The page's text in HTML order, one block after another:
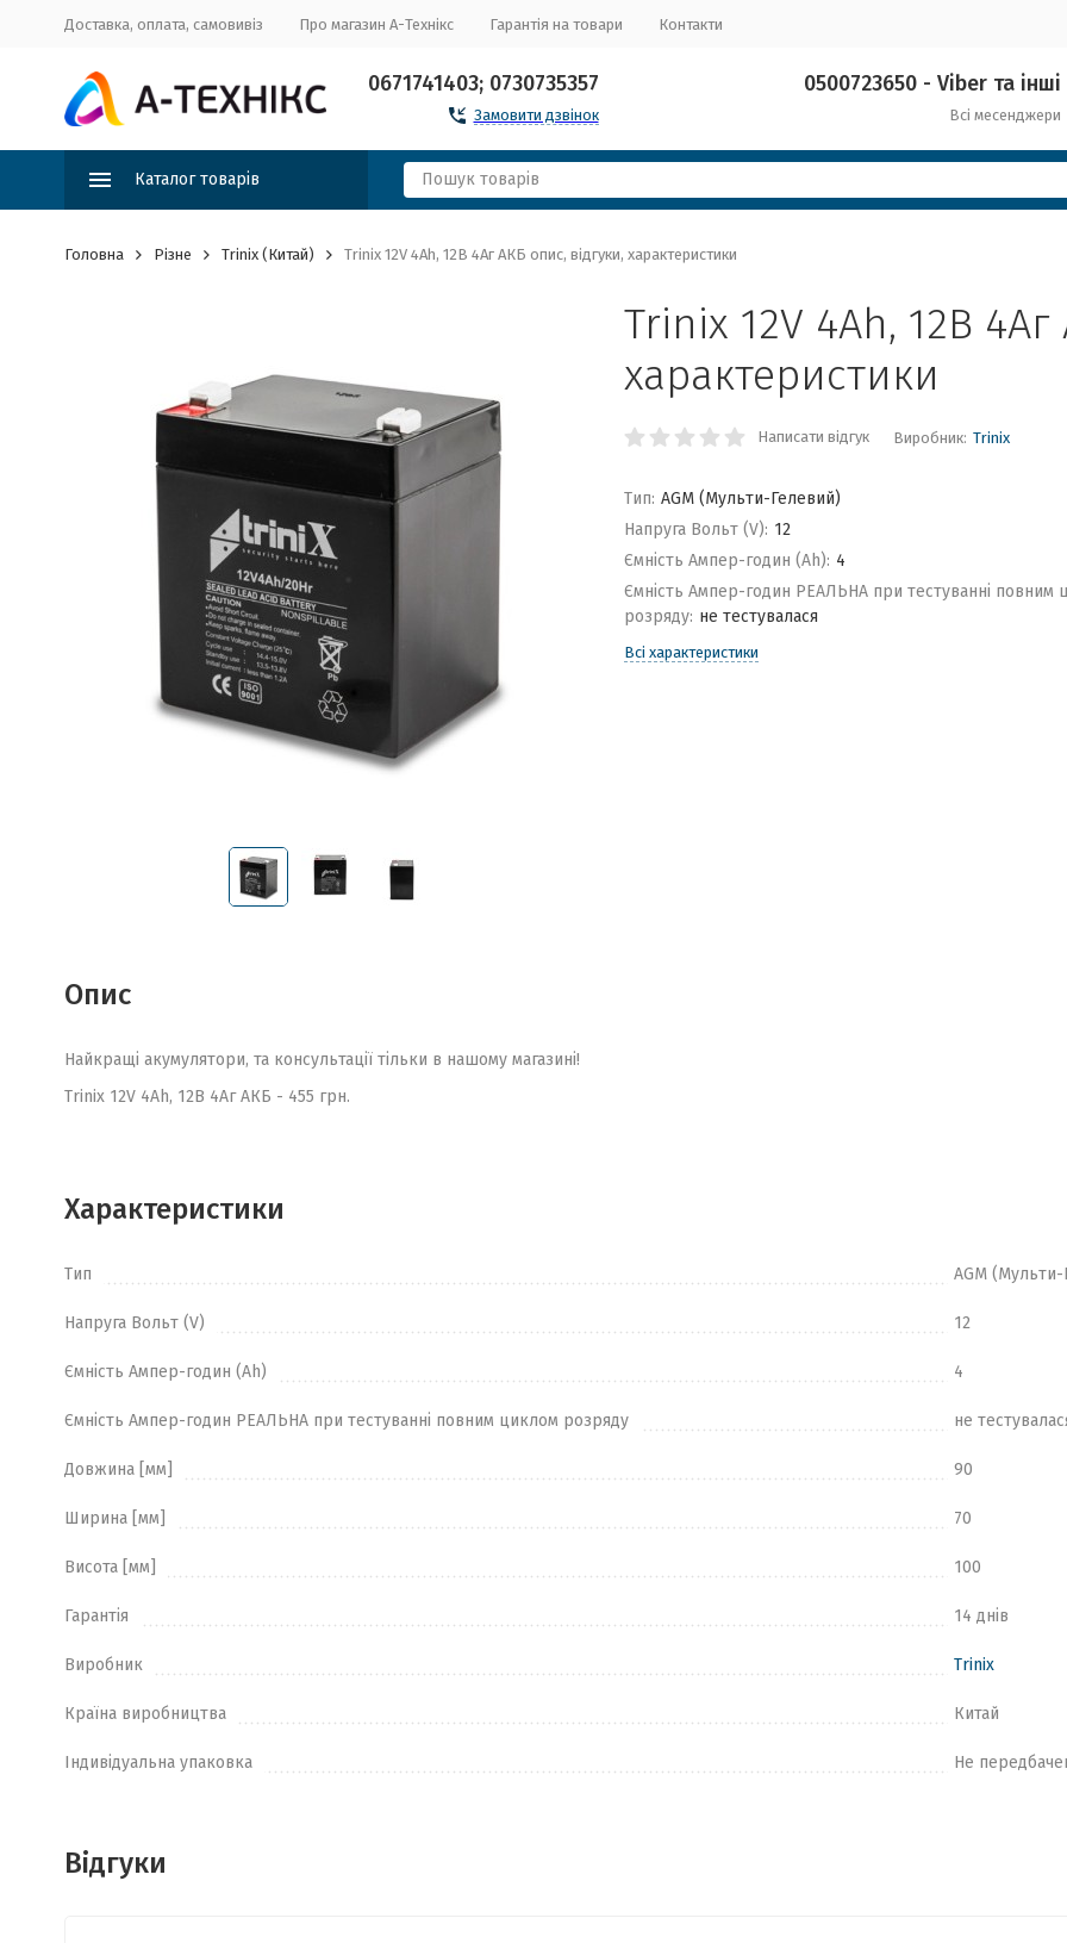
Доставка, оплата, самовивіз Про магазин А-Технікс Гарантія на товари Контакти
0671741403; 0730735357
Замовити дзвінок
0500723650 - Viber та інші
Всі месенджери
Каталог товарів
Головна Різне Trinix (Китай) Trinix 12V 4Аh, 12В 4Аг АКБ опис, відгуки, характеристики
Trinix 12V 4Аh, 12В 4Аг
характеристики
Написати відгук Виробник: Trinix
Тип: AGM (Мульти-Гелевий)
Напруга Вольт (V): 12
Ємність Ампер-годин (Ah): 4
Ємність Ампер-годин РЕАЛЬНА при тестуванні повним
розряду: не тестувалася
Всі характеристики
Опис
Найкращі акумулятори, та консультації тільки в нашому магазині!
Trinix 12V 4Аh, 12В 4Аг АКБ - 455 грн.
Характеристики
Тип AGM
Напруга Вольт (V) 12
Ємність Ампер-годин (Ah) 4
Ємність Ампер-годин РЕАЛЬНА при тестуванні повним циклом розряду не
Довжина [мм] 90
Ширина [мм] 70
Висота [мм] 100
Гарантія 14 днів
Виробник Trinix
Країна виробництва Китай
Індивідуальна упаковка Не
Відгуки